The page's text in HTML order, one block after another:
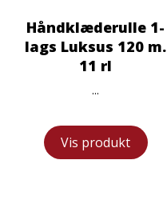
Håndklæderulle 1-
lags Luksus 120 m.
11 rl
...
Vis produkt